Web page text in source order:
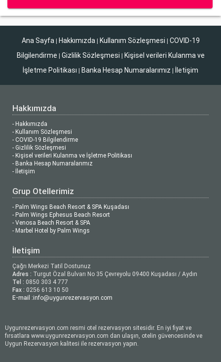
Ana Sayfa | Hakkımızda | Kullanım Sözleşmesi | COVID-19
Bilgilendirme | Gizlilik Sözleşmesi | Kişisel verileri Kulanma ve
İşletme Politikası | Banka Hesap Numaralarımız | İletişim
Hakkımızda
- Hakkımızda
- Kullanım Sözleşmesi
- COVID-19 Bilgilendirme
- Gizlilik Sözleşmesi
- Kişisel verileri Kulanma ve İşletme Politikası
- Banka Hesap Numaralarımız
- İletişim
Grup Otellerimiz
- Palm Wings Beach Resort & SPA Kuşadası
- Palm Wings Ephesus Beach Resort
- Venosa Beach Resort & SPA
- Marbel Hotel by Palm Wings
İletişim
Çağrı Merkezi Tatil Dostunuz
Adres : Turgut Özal Bulvarı No 35 Çevreyolu 09400 Kuşadası / Aydın
Tel : 0850 303 4 777
Fax : 0256 613 10 50
E-mail :info@uygunrezervasyon.com
Uygunrezervasyon.com resmi otel rezervasyon sitesidir. En iyi fiyat ve
fırsatlara www.uygunrezervasyon.com dan ulaşın, otelin güvencesinde ve
Uygun Rezervasyon kalitesi ile rezervasyon yapın.